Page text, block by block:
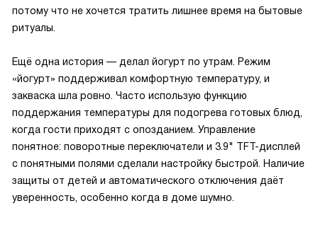
потому что не хочется тратить лишнее время на бытовые
ритуалы.
Ещё одна история — делал йогурт по утрам. Режим
«йогурт» поддерживал комфортную температуру, и
закваска шла ровно. Часто использую функцию
поддержания температуры для подогрева готовых блюд,
когда гости приходят с опозданием. Управление
понятное: поворотные переключатели и 3.9" TFT-дисплей
с понятными полями сделали настройку быстрой. Наличие
защиты от детей и автоматического отключения даёт
уверенность, особенно когда в доме шумно.